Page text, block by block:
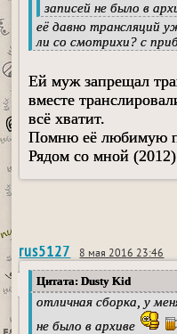
записей не было в
её давно трансляций
ли со смотрихи? с
Ей муж запрещал
вместе
всё хватит.
Помню её любимую
Рядом со мной (2012)
rus5127 8 мая 2016 23:46
Цитата: Dusty Kid
отличная сборка, у
не было в архиве